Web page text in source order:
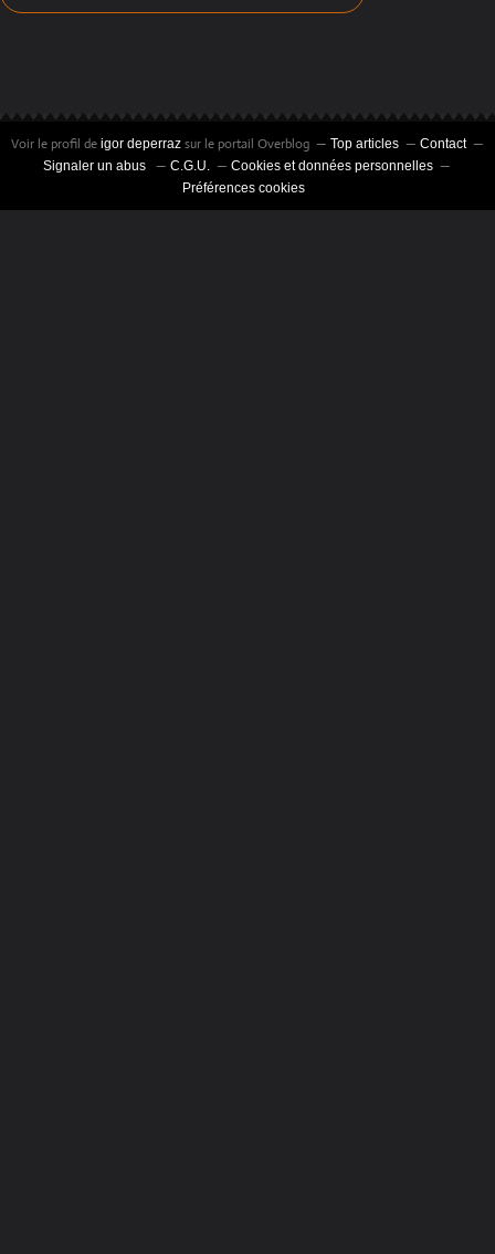
Voir le profil de igor deperraz sur le portail Overblog Top articles
Contact
Signaler un abus
C.G.U.
Cookies et données personnelles
Préférences cookies